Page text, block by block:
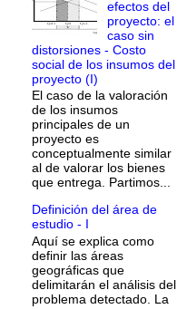
efectos del
proyecto: el
caso sin
distorsiones - Costo
social de los insumos del
proyecto (I)
El caso de la valoración
de los insumos
principales de un
proyecto es
conceptualmente similar
al de valorar los bienes
que entrega. Partimos...
Definición del área de
estudio - I
Aquí se explica como
definir las áreas
geográficas que
delimitarán el análisis del
problema detectado. La